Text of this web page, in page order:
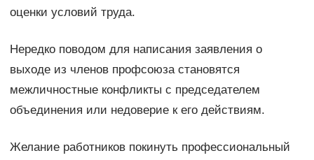
оценки условий труда.
Нередко поводом для написания заявления о
выходе из членов профсоюза становятся
межличностные конфликты с председателем
объединения или недоверие к его действиям.
Желание работников покинуть профессиональный